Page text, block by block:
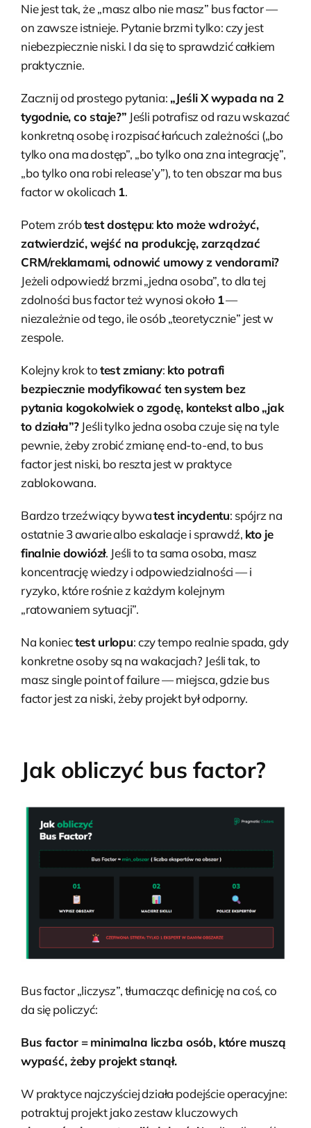
Nie jest tak, że „masz albo nie masz” bus factor —
on zawsze istnieje. Pytanie brzmi tylko: czy jest
niebezpiecznie niski. I da się to sprawdzić całkiem
praktycznie.
Zacznij od prostego pytania: „Jeśli X wypada na 2
tygodnie, co staje?” Jeśli potrafisz od razu wskazać
konkretną osobę i rozpisać łańcuch zależności („bo
tylko ona ma dostęp”, „bo tylko ona zna integrację”,
„bo tylko ona robi release’y”), to ten obszar ma bus
factor w okolicach 1.
Potem zróbtest dostępu: kto może wdrożyć,
zatwierdzić, wejść na produkcję, zarządzać
CRM/reklamami, odnowić umowy z vendorami?
Jeżeli odpowiedź brzmi „jedna osoba”, to dla tej
zdolności bus factor też wynosi około 1—
niezależnie od tego, ile osób „teoretycznie” jest w
zespole.
Kolejny krok totest zmiany: kto potrafi
bezpiecznie modyfikować ten system bez
pytania kogokolwiek o zgodę, kontekst albo „jak
to działa”? Jeśli tylko jedna osoba czuje się na tyle
pewnie, żeby zrobić zmianę end-to-end, to bus
factor jest niski, bo reszta jest w praktyce
zablokowana.
Bardzo trzeźwiący bywatest incydentu: spójrz na
ostatnie 3 awarie albo eskalacje i sprawdź, kto je
finalnie dowiózł. Jeśli to ta sama osoba, masz
koncentrację wiedzy i odpowiedzialności — i
ryzyko, które rośnie z każdym kolejnym
„ratowaniem sytuacji”.
Na koniectest urlopu: czy tempo realnie spada, gdy
konkretne osoby są na wakacjach? Jeśli tak, to
masz single point of failure — miejsca, gdzie bus
factor jest za niski, żeby projekt był odporny.
Jak obliczyć bus factor?
Bus factor „liczysz”, tłumacząc definicję na coś, co
da się policzyć:
Bus factor = minimalna liczba osób, które muszą
wypaść, żeby projekt stanął.
W praktyce najczyściej działa podejście operacyjne:
potraktuj projekt jako zestaw kluczowych